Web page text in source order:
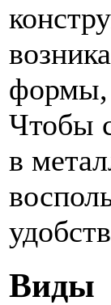
формы,
Чтобы
в
Виды